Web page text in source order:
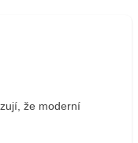
že moderní